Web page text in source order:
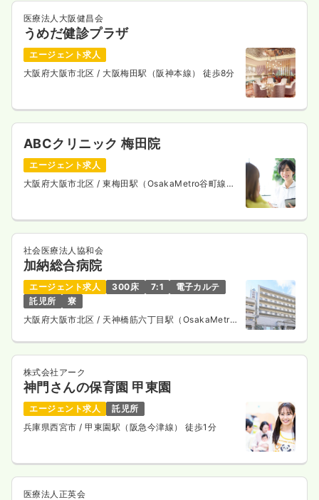
日勤のみ（パート）
給与 時給1,600〜1,800
時間 8:45～17:00（休憩60分）
気になる 詳細を見る
オペ室(手術室)正看護師 一般病院
※経験15年の例
時間 8:45～17:00
日祝休み
4週8休以上
オンコールあり
月給29万円以上可
詳細を見る
透析正看護師
日勤のみ（常勤） 一時募集休止
時間 7:45～16:00
4週8休以上
医療法人大阪健昌会
うめだ健診プラザ
エージェント求人
大阪府大阪市北区/ 大阪梅田駅（阪神本線） 徒歩8分
ABCクリニック 梅田院
エージェント求人
大阪府大阪市北区/ 東梅田駅（OsakaMetro谷町線）
社会医療法人協和会
加納総合病院
エージェント求人 300床 7:1
電子カルテ
託児所
寮
大阪府大阪市北区/ 天神橋筋六丁目駅（OsakaMetro
株式会社アーク
神門さんの保育園 甲東園
エージェント求人
託児所
兵庫県西宮市/ 甲東園駅（阪急今津線） 徒歩1分
医療法人正英会